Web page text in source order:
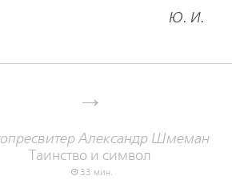
Ю. И.
Александр Шмеман
Таинство и символ
33 мин.